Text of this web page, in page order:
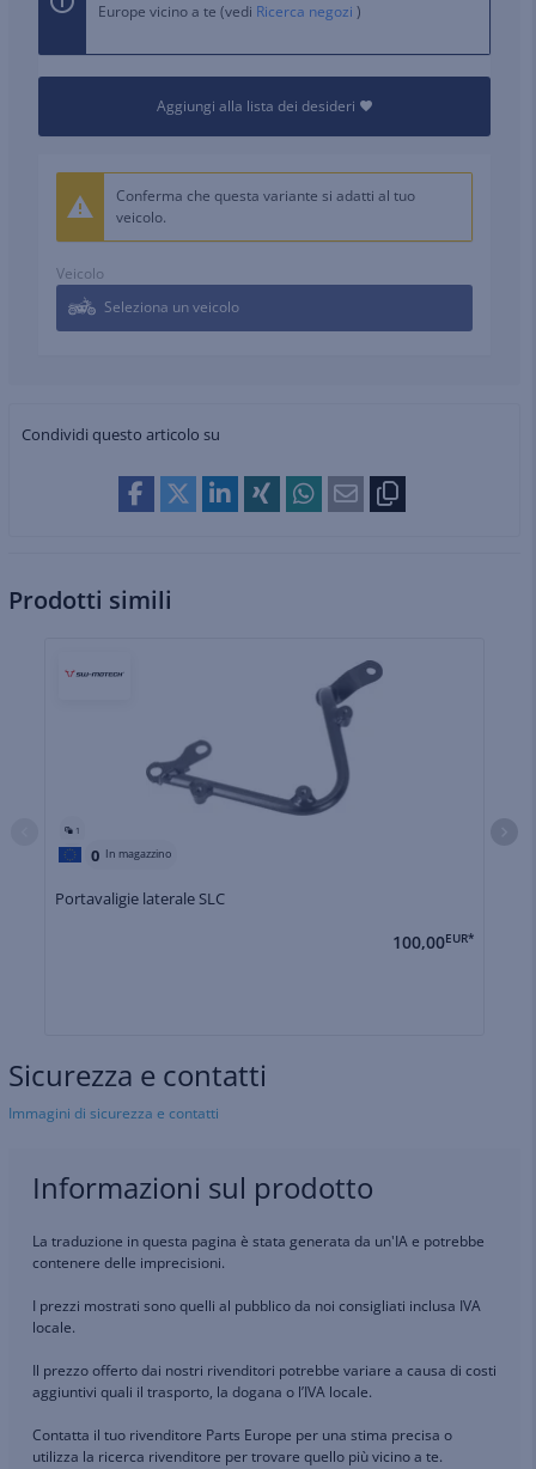
Europe vicino a te (vedi Ricerca negozi )
Aggiungi alla lista dei desideri
Conferma che questa variante si adatti al tuo
veicolo.
Veicolo
Seleziona un veicolo
Condividi questo articolo su
Prodotti simili
1
0 In magazzino
Portavaligie laterale SLC
100,00EUR*
Sicurezza e contatti
Immagini di sicurezza e contatti
Informazioni sul prodotto
La traduzione in questa pagina è stata generata da un'IA e potrebbe
contenere delle imprecisioni.
I prezzi mostrati sono quelli al pubblico da noi consigliati inclusa IVA
locale.
Il prezzo offerto dai nostri rivenditori potrebbe variare a causa di costi
aggiuntivi quali il trasporto, la dogana o l’IVA locale.
Contatta il tuo rivenditore Parts Europe per una stima precisa o
utilizza la ricerca rivenditore per trovare quello più vicino a te.